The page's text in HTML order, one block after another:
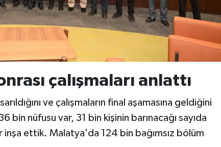
çalışmaları anlattı
ve çalışmaların final aşamasına geldiğini
bin nüfusu var, 31 bin kişinin barınacağı sayıda
inşa ettik. Malatya'da 124 bin bağımsız bölüm